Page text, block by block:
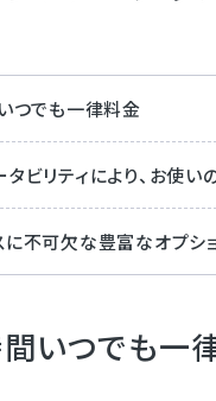
つでも一律料金
ビリティにより、お使
に不可欠な豊富なオプシ
いつでも一